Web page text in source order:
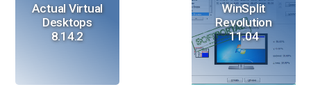
Actual Virtual
Desktops
8.14.2
WinSplit
Revolution
11.04